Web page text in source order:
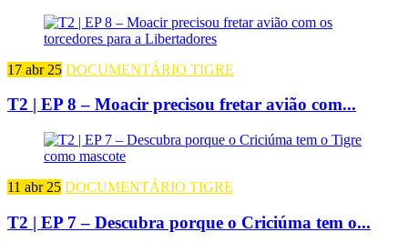
17 abr 25 DOCUMENTÁRIO TIGRE
T2 | EP 8 – Moacir precisou fretar avião com...
11 abr 25 DOCUMENTÁRIO TIGRE
T2 | EP 7 – Descubra porque o Criciúma tem o...